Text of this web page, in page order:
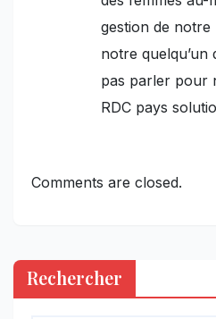
gestion de notre
notre quelqu’un
pas parler pour
RDC pays
Comments are closed.
Rechercher